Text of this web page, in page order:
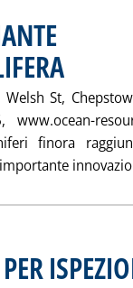
St,
finora